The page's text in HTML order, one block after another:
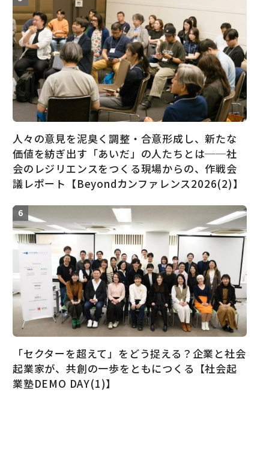
人々の意見を泥臭く調整・合意形成し、新たな
価値を紡ぎ出す「あいだ」の人たちとは──社
会のレジリエンスをつくる現場からの、作戦会
議レポート【Beyondカンファレンス2026(2)】
「セクターを超えて」をどう捉える？企業と社会
起業家が、共創の一歩をともにつくる【社会起
業塾DEMO DAY(1)】